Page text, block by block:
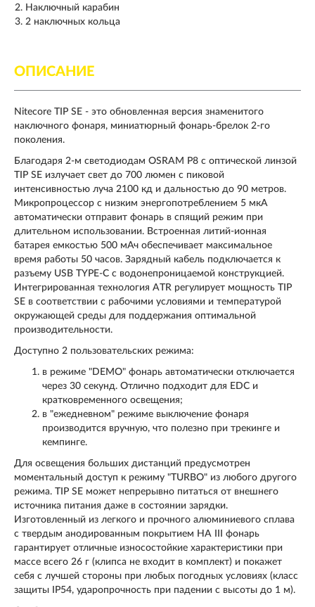
Наключный карабин
2 наключных кольца
ОПИСАНИЕ
Nitecore TIP SE - это обновленная версия знаменитого
наключного фонаря, миниатюрный фонарь-брелок 2-го
поколения.
Благодаря 2-м светодиодам OSRAM P8 с оптической линзой
TIP SE излучает свет до 700 люмен с пиковой
интенсивностью луча 2100 кд и дальностью до 90 метров.
Микропроцессор с низким энергопотреблением 5 мкА
автоматически отправит фонарь в спящий режим при
длительном использовании. Встроенная литий-ионная
батарея емкостью 500 мАч обеспечивает максимальное
время работы 50 часов. Зарядный кабель подключается к
разъему USB TYPE-C с водонепроницаемой конструкцией.
Интегрированная технология ATR регулирует мощность TIP
SE в соответствии с рабочими условиями и температурой
окружающей среды для поддержания оптимальной
производительности.
Доступно 2 пользовательских режима:
в режиме "DEMO" фонарь автоматически отключается
через 30 секунд. Отлично подходит для EDC и
кратковременного освещения;
в "ежедневном" режиме выключение фонаря
производится вручную, что полезно при трекинге и
кемпинге.
Для освещения больших дистанций предусмотрен
моментальный доступ к режиму "TURBO" из любого другого
режима. TIP SE может непрерывно питаться от внешнего
источника питания даже в состоянии зарядки.
Изготовленный из легкого и прочного алюминиевого сплава
с твердым анодированным покрытием HA III фонарь
гарантирует отличные износостойкие характеристики при
массе всего 26 г (клипса не входит в комплект) и покажет
себя с лучшей стороны при любых погодных условиях (класс
защиты IP54, ударопрочность при падении с высоты до 1 м).